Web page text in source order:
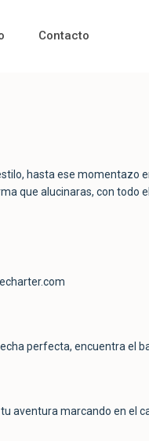
Contacto
hasta ese momentazo
que alucinaras, con
perfecta, encuentra el
aventura marcando en el